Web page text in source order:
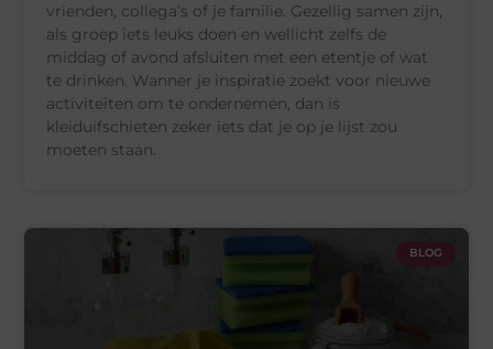
vrienden, collega’s of je familie. Gezellig samen zijn,
als groep iets leuks doen en wellicht zelfs de
middag of avond afsluiten met een etentje of wat
te drinken. Wanner je inspiratie zoekt voor nieuwe
activiteiten om te ondernemen, dan is
kleiduifschieten zeker iets dat je op je lijst zou
moeten staan.
BLOG